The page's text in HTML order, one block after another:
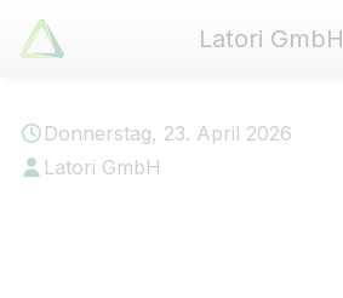
Latori GmbH Latori GmbH
Donnerstag, 23. April 2026
Latori GmbH